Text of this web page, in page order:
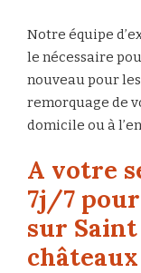
Notre équipe
le nécessaire
nouveau pour
remorquage de
domicile ou à
A votre
7j/7 pour
sur
châteaux